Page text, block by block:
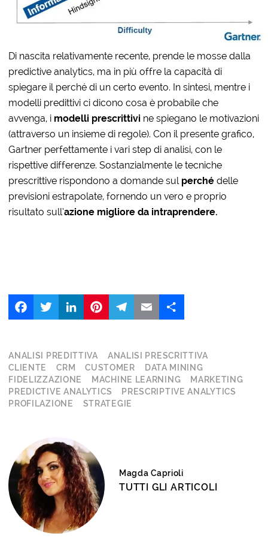
Di nascita relativamente recente, prende le mosse dalla
predictive analytics, ma in più offre la capacità di
spiegare il perché di un certo evento. In sintesi, mentre i
modelli predittivi ci dicono cosa è probabile che
avvenga, i modelli prescrittivi ne spiegano le motivazioni
(attraverso un insieme di regole). Con il presente grafico,
Gartner perfettamente i vari step di analisi, con le
rispettive differenze. Sostanzialmente le tecniche
prescrittive rispondono a domande sul perché delle
previsioni estrapolate, fornendo un vero e proprio
risultato sull’azione migliore da intraprendere.
FacebookTwitter LinkedIn
ANALISI PREDITTIVA
ANALISI PRESCRITTIVA
CLIENTE
CRM CUSTOMER
DATA MINING
FIDELIZZAZIONE
MACHINE LEARNING
MARKETING
PREDICTIVE ANALYTICS
PRESCRIPTIVE ANALYTICS
PROFILAZIONE
STRATEGIE
Magda Caprioli
TUTTI GLI ARTICOLI